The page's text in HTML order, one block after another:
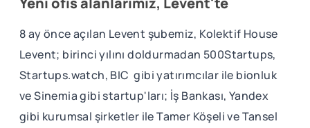
8 ay önce açılan Levent şubemiz, Kolektif House
Levent; birinci yılını doldurmadan 500Startups,
Startups.watch, BIC gibi yatırımcılar ile bionluk
ve Sinemia gibi startup'ları; İş Bankası, Yandex
gibi kurumsal şirketler ile Tamer Köşeli ve Tansel